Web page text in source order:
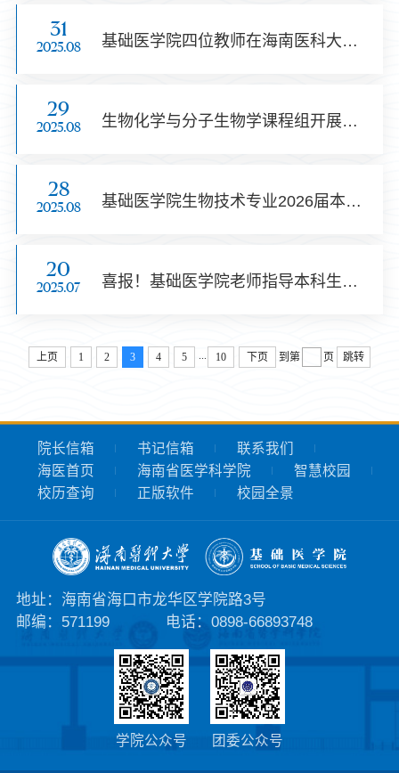
31
2025.08 基础医学院四位教师在海南医科大学青年教师教学大赛中喜获殊荣
29
2025.08 生物化学与分子生物学课程组开展千余名新生线上见面会，助力新学期学习启航
28
2025.08 基础医学院生物技术专业2026届本科毕业论文开题报告会顺利召开
20
2025.07 喜报！基础医学院老师指导本科生斩获第十届全国大学生生命科学竞赛一等奖两项
上页 1 2 3 4 5 ... 10 下页 到第 页 跳转
院长信箱 书记信箱
联系我们
海医首页
海南省医学科学院
智慧校园
校历查询
正版软件 校园全景
地址：海南省海口市龙华区学院路3号
邮编：571199
电话：0898-66893748
学院公众号 团委公众号